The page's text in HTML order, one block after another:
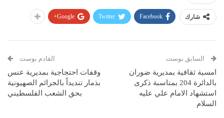
شارك Facebook
Twitter
Google+
السابق بوست
امسية ثقافية بمديرية ضوران
بالدائرة 204 بمناسبة ذكرى
استشهاد الامام علي عليه
السلام
القادم بوست
وقفات احتجاجية بمديرية عنس
بذمار تنديداً بالجرائم الصهيونية
بحق الشعب الفلسطيني